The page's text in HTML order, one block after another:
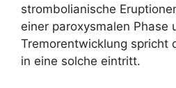
strombolianische
einer paroxysmalen Phase
Tremorentwicklung spricht
in eine solche eintritt.